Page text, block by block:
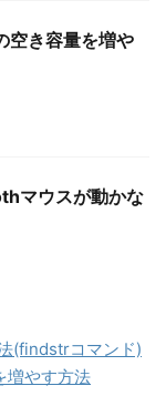
き容量を増や
ウスが動かな
(findstrコマンド)
増やす方法